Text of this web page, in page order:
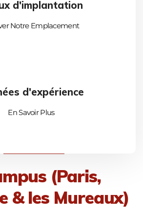
d'implantation
Notre Emplacement
d'expérience
En Savoir Plus
(Paris,
& les Mureaux)